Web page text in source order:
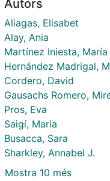
Autors
Aliagas, Elisabet
Alay, Ania
Martínez Iniesta, María
Hernández Madrigal,
Cordero, David
Gausachs Romero,
Pros, Eva
Saigí, Maria
Busacca, Sara
Sharkley, Annabel J.
Mostra 10 més